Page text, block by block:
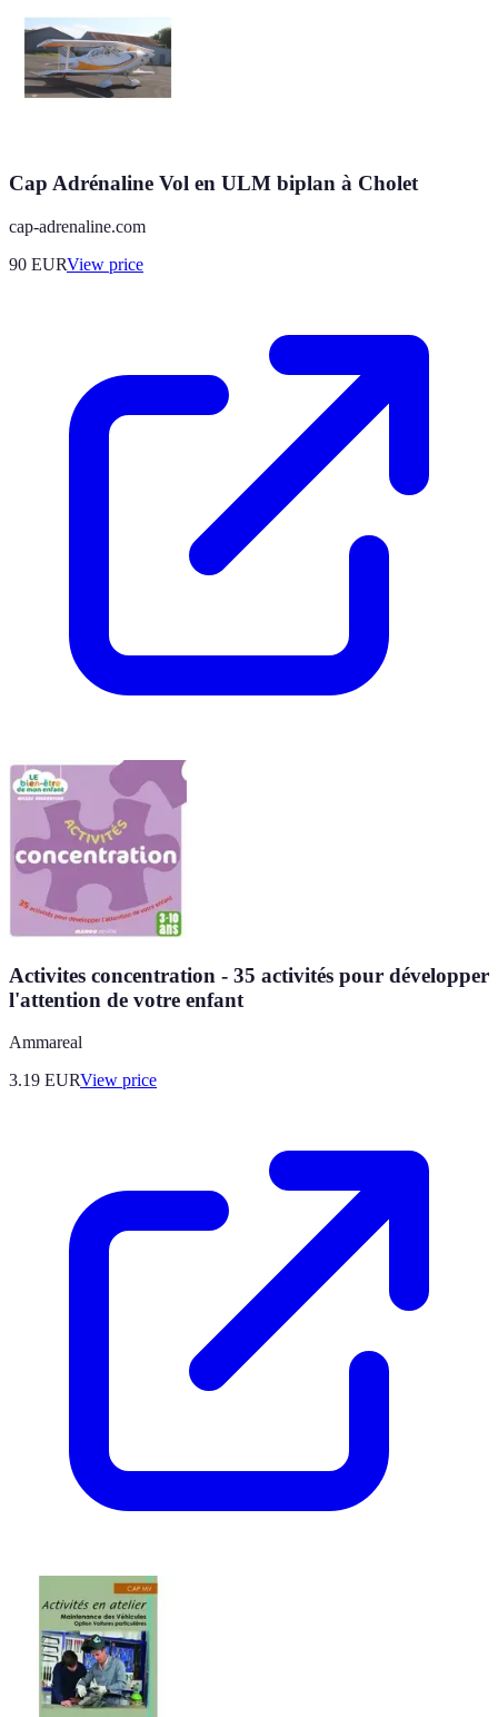
Cap Adrénaline Vol en ULM biplan à Cholet
cap-adrenaline.com
90 EURView price
Activites concentration - 35 activités pour développer
l'attention de votre enfant
Ammareal
3.19 EURView price